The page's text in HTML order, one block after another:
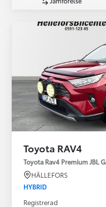
Toyota RAV4
Toyota Rav4 Premium JBL
HÄLLEFORS
HYBRID
Registrerad